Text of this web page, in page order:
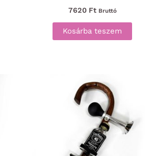
7620 Ft Bruttó
Kosárba teszem